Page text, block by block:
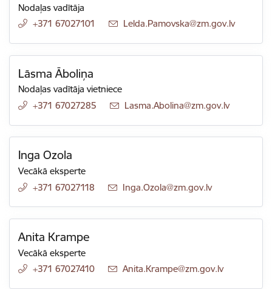
Nodaļas vadītāja
+371 67027101
E-pasts:
Lelda.Pamovska@zm.gov.lv
Lāsma Āboliņa
Nodaļas vadītāja vietniece
+371 67027285
E-pasts:
Lasma.Abolina@zm.gov.lv
Inga Ozola
Vecākā eksperte
+371 67027118
E-pasts:
Inga.Ozola@zm.gov.lv
Anita Krampe
Vecākā eksperte
+371 67027410
E-pasts:
Anita.Krampe@zm.gov.lv